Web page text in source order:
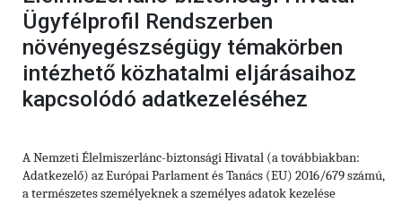
Ügyfélprofil Rendszerben
növényegészségügy témakörben
intézhető közhatalmi eljárásaihoz
kapcsolódó adatkezeléséhez
A Nemzeti Élelmiszerlánc-biztonsági Hivatal (a továbbiakban:
Adatkezelő) az Európai Parlament és Tanács (EU) 2016/679 számú,
a természetes személyeknek a személyes adatok kezelése